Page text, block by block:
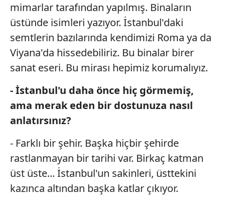
mimarlar tarafından yapılmış. Binaların
üstünde isimleri yazıyor. İstanbul'daki
semtlerin bazılarında kendimizi Roma ya da
Viyana'da hissedebiliriz. Bu binalar birer
sanat eseri. Bu mirası hepimiz korumalıyız.
- İstanbul'u daha önce hiç görmemiş,
ama merak eden bir dostunuza nasıl
anlatırsınız?
- Farklı bir şehir. Başka hiçbir şehirde
rastlanmayan bir tarihi var. Birkaç katman
üst üste... İstanbul'un sakinleri, üsttekini
kazınca altından başka katlar çıkıyor.